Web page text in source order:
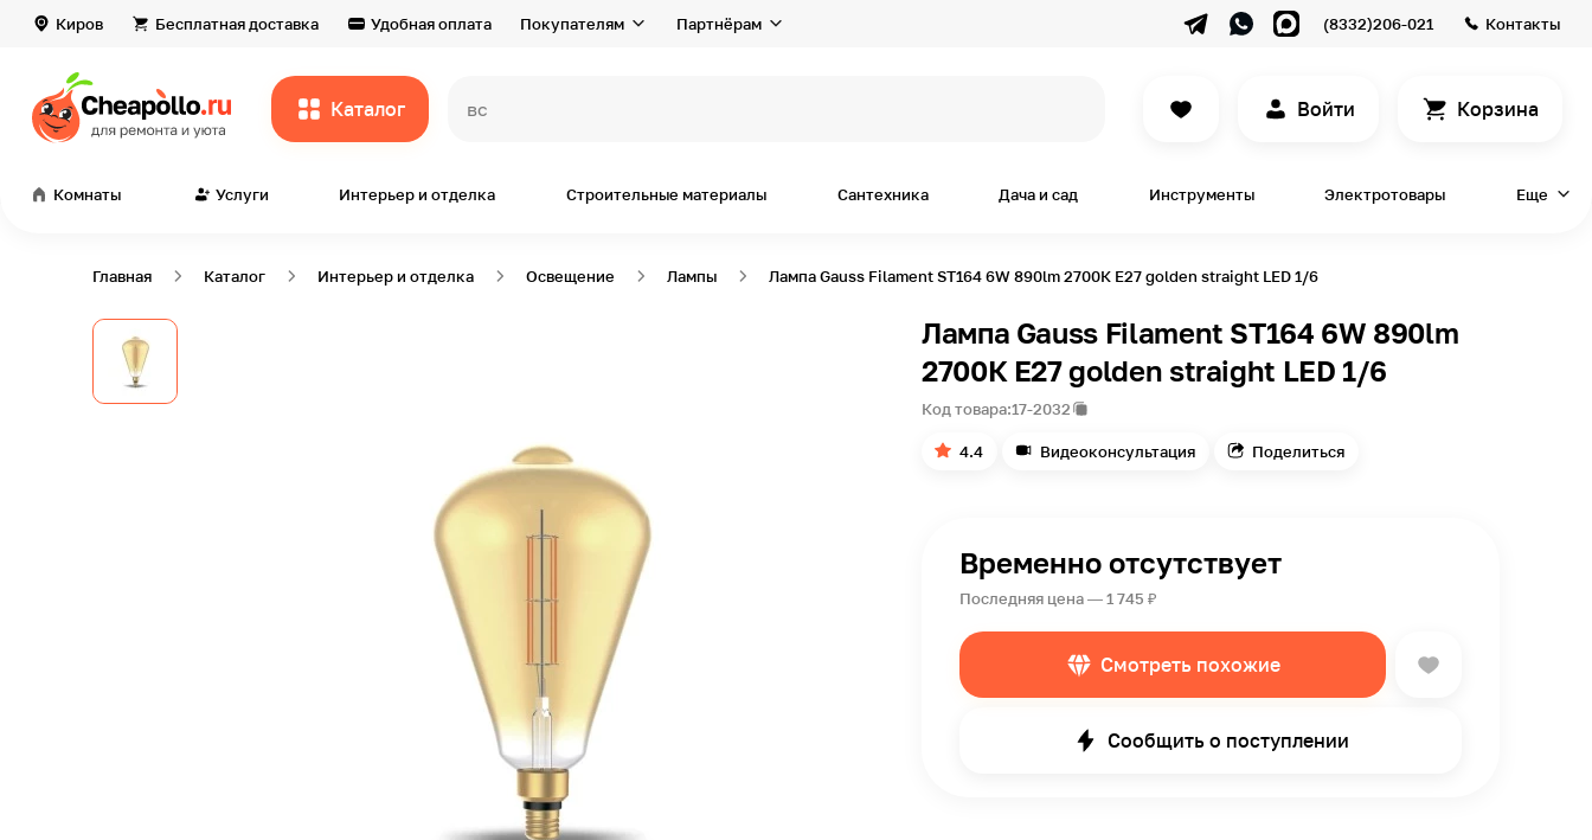
Киров Бесплатная доставка Удобная оплата Покупателям Партнёрам (8332)206-021 Контакты
Каталог всё для Войти Корзина
Комнаты Услуги Интерьер и отделка Строительные материалы Сантехника Дача и сад Инструменты Электротовары Еще
Главная Каталог Интерьер и отделка Освещение Лампы Лампа Gauss Filament ST164 6W 890lm 2700К Е27 golden straight LED 1/6
Лампа Gauss Filament ST164 6W 890lm
2700К Е27 golden straight LED 1/6
Код товара:17-2032
4.4 Видеоконсультация Поделиться
Временно отсутствует
Последняя цена — 1 745 ₽
Смотреть похожие
Сообщить о поступлении